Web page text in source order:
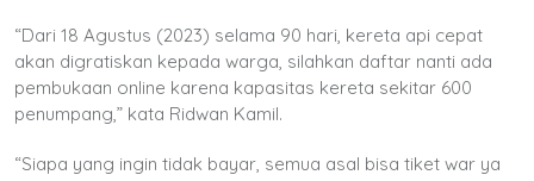
“Dari 18 Agustus (2023) selama 90 hari, kereta api cepat
akan digratiskan kepada warga, silahkan daftar nanti ada
pembukaan online karena kapasitas kereta sekitar 600
penumpang,” kata Ridwan Kamil.
“Siapa yang ingin tidak bayar, semua asal bisa tiket war ya